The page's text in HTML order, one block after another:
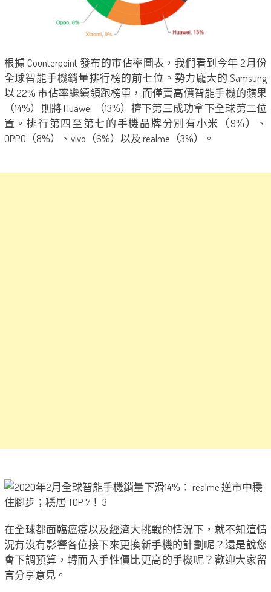
根據 Counterpoint 發布的市佔率圖表，我們看到今年 2月份
全球智能手機銷量排行榜的前七位。勢力龐大的 Samsung
以 22% 市佔率繼續領跑榜單，而僅賣高價智能手機的蘋果
（14%）則將 Huawei （13%）擠下第三成功拿下全球第二位
置。排行第四至第七的手機品牌分別有小米（9%）、
OPPO（8%）、vivo（6%）以及 realme（3%）。
在全球都面臨瘟疫以及經濟大挑戰的情況下，就不知這情
況有沒有影響各位接下來更換新手機的計劃呢？還是說您
會下調預算，轉而入手性價比更高的手機呢？歡迎大家留
言分享意見。